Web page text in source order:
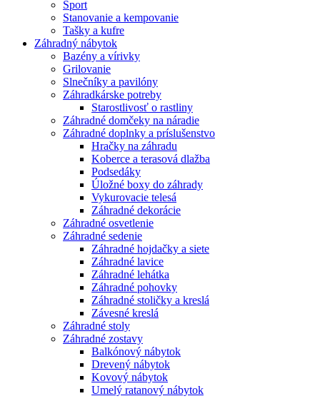
Šport
Stanovanie a kempovanie
Tašky a kufre
Záhradný nábytok
Bazény a vírivky
Grilovanie
Slnečníky a pavilóny
Záhradkárske potreby
Starostlivosť o rastliny
Záhradné domčeky na náradie
Záhradné doplnky a príslušenstvo
Hračky na záhradu
Koberce a terasová dlažba
Podsedáky
Úložné boxy do záhrady
Vykurovacie telesá
Záhradné dekorácie
Záhradné osvetlenie
Záhradné sedenie
Záhradné hojdačky a siete
Záhradné lavice
Záhradné lehátka
Záhradné pohovky
Záhradné stoličky a kreslá
Závesné kreslá
Záhradné stoly
Záhradné zostavy
Balkónový nábytok
Drevený nábytok
Kovový nábytok
Umelý ratanový nábytok